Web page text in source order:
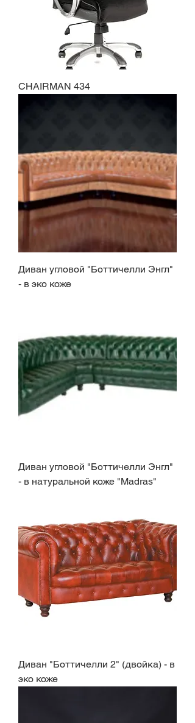
CHAIRMAN 434
Диван угловой "Боттичелли Энгл"
- в эко коже
Диван угловой "Боттичелли Энгл"
- в натуральной коже "Madras"
Диван "Боттичелли 2" (двойка) - в
эко коже